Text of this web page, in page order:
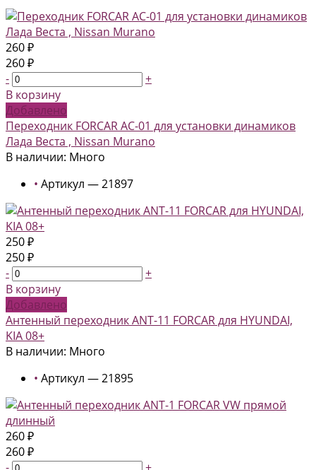
260 ₽
260 ₽
-
+
В корзину
Добавлено
Переходник FORCAR AC-01 для установки динамиков
Лада Веста , Nissan Murano
В наличии: Много
• Артикул — 21897
250 ₽
250 ₽
-
+
В корзину
Добавлено
Антенный переходник ANT-11 FORCAR для HYUNDAI,
KIA 08+
В наличии: Много
• Артикул — 21895
260 ₽
260 ₽